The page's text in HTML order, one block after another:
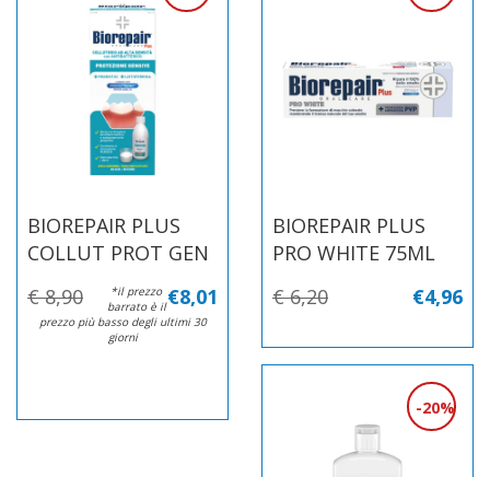
BIOREPAIR PLUS
COLLUT PROT GEN
€ 8,90 €8,01
*il prezzo
barrato è il
prezzo più basso degli ultimi 30
giorni
BIOREPAIR PLUS
PRO WHITE 75ML
€ 6,20 €4,96
20%